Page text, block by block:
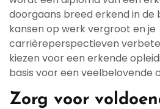
doorgaans breed erkend in de
kansen op werk vergroot en je
carrièreperspectieven
kiezen voor een erkende
basis voor een veelbelovende
Zorg voor